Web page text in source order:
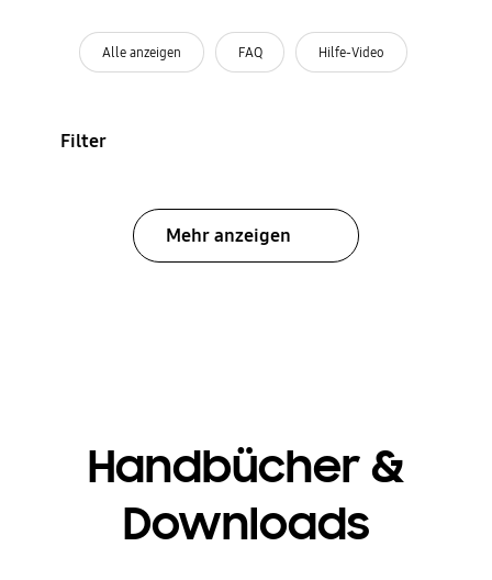
Alle anzeigen FAQ Hilfe-Video
Filter
Mehr anzeigen
Handbücher &
Downloads